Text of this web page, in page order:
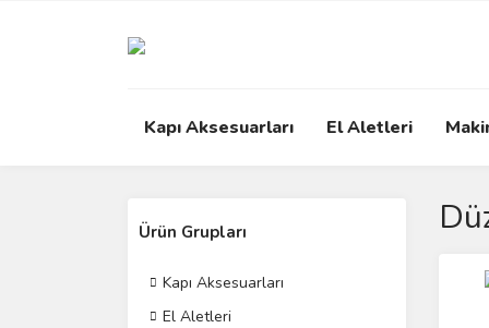
Kapı Aksesuarları El Aletleri
Ürün Grupları
Kapı Aksesuarları
El Aletleri